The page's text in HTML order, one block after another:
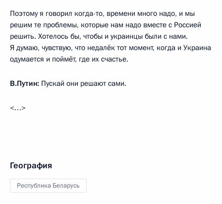
Поэтому я говорил когда-то, времени много надо, и мы
решим те проблемы, которые нам надо вместе с Россией
решить. Хотелось бы, чтобы и украинцы были с нами.
Я думаю, чувствую, что недалёк тот момент, когда и Украина
одумается и поймёт, где их счастье.
В.Путин: Пускай они решают сами.
<…>
География
Республика Беларусь